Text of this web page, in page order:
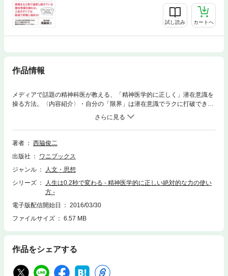
試し読み カートへ
作品情報
メディアで話題の精神科医が教える、「精神医学的に正しく」潜在意識を
操る方法。〈内容紹介〉・自分の「限界」は潜在意識でラクに打破でき
る・嫌な情報は、「ポイッ！」と捨てられる・“運がいい人”は、必ず潜在
意識を使っている・豊臣秀吉も潜在意識を使いこなしていた！？・失敗は
ハリウッドのゴールデンパターン！・自分に「タイトル」をつければ生活
が変わる――etc.これは単なる自己啓発書ではなく、誰にでも奇跡が起こ
ック院長。弘前大学医学部卒業。TBSドラマ『ATARU』医療監修も務めて
いた。国立国際医療センター勤務、国立秩父学園医務課医長などを経て、
や雑誌への寄稿も多数。
著者
西脇俊二
出版社
ワニブックス
ジャンル
人文・思想
シリーズ
人生は0.2秒で変わる - 精神医学的に正しい絶対的な力の使い
方 -
電子版配信開始日
2016/03/30
ファイルサイズ
6.57 MB
作品をシェアする